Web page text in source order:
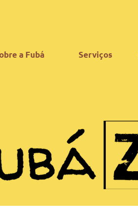
a Fubá Serviços